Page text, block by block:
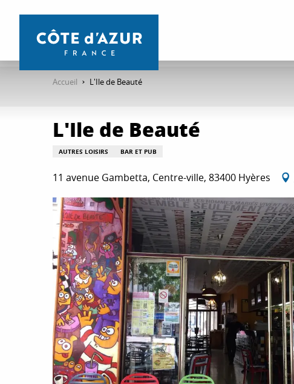
contenu
Accueil L'Ile de Beauté
L'Ile de Beauté
AUTRES LOISIRS BAR ET PUB
11 avenue Gambetta, Centre-ville, 83400 Hyères